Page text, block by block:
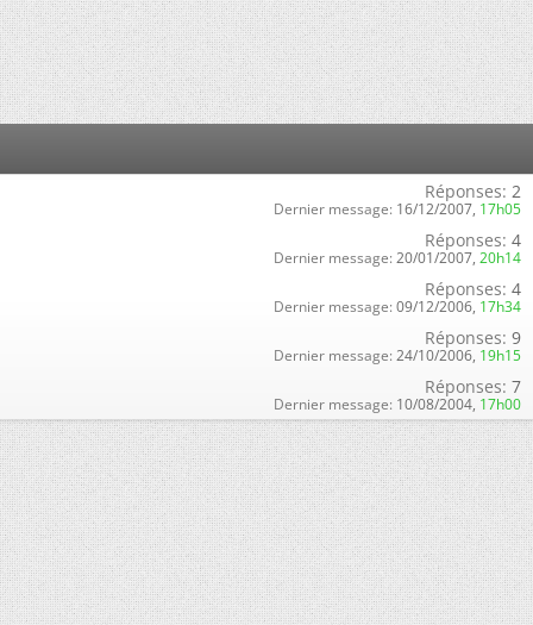
Réponses: 2
Dernier message: 16/12/2007, 17h05
Réponses: 4
Dernier message: 20/01/2007, 20h14
Réponses: 4
Dernier message: 09/12/2006, 17h34
Réponses: 9
Dernier message: 24/10/2006, 19h15
Réponses: 7
Dernier message: 10/08/2004, 17h00